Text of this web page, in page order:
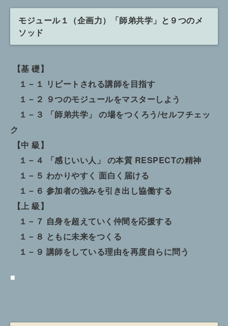
モジュール１（企画力）「師弟共学」と９つのメ
ソッド
【基 礎】
１－１ リピートされる講師を目指す
１－２ ９つのモジュールをマスターしよう
１－３ 「師弟共学」 の場をつくろう/セルフチェッ
ク
【中 級】
１－４ 「感じいい人」 の本質 RESPECTの精神
１－５ わかりやすく 面白く届ける
１－６ 参加者の強みを引き出し協働する
【上 級】
１－７ 自身を超えていく仲間を応援する
１－８ ともに未来をつくる
１－９ 講師をしている理由を再度自らに問う
■